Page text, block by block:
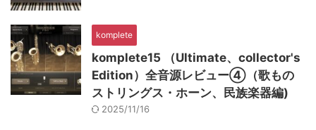
komplete
komplete15 （Ultimate、collector's
Edition）全音源レビュー④（歌もの
ストリングス・ホーン、民族楽器編)
2025/11/16